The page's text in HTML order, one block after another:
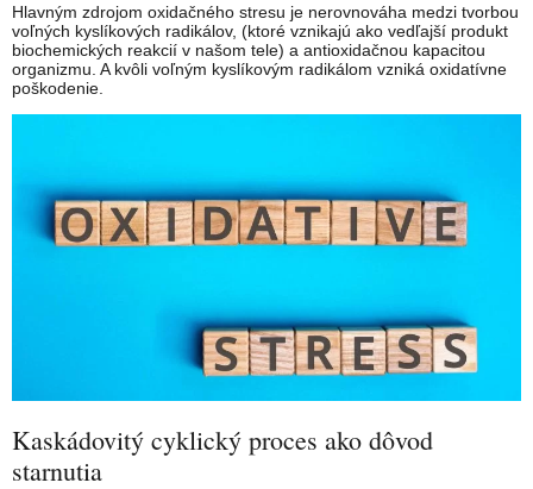
Hlavným zdrojom oxidačného stresu je nerovnováha medzi tvorbou
voľných kyslíkových radikálov, (ktoré vznikajú ako vedľajší produkt
biochemických reakcií v našom tele) a antioxidačnou kapacitou
organizmu. A kvôli voľným kyslíkovým radikálom vzniká oxidatívne
poškodenie.
Kaskádovitý cyklický proces ako dôvod
starnutia